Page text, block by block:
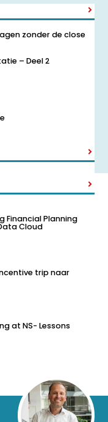
zonder de close
– Deel 2
Financial Planning
Cloud
trip naar
at NS- Lessons